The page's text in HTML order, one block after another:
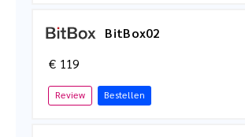
BitBox02
€ 119
Review Bestellen